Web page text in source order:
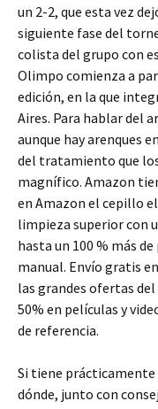
un 2-2, que esta vez
siguiente fase del
colista del grupo con
Olimpo comienza a
edición, en la que
Aires. Para hablar del
aunque hay arenques
del tratamiento que
magnífico. Amazon
en Amazon el cepillo
limpieza superior con
hasta un 100 % más
manual. Envío gratis
las grandes ofertas
50% en películas y
de referencia.
Si tiene
dónde, junto con